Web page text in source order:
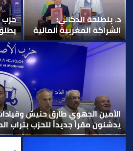
الأمين الجهوي طارق حنيش
يدشنون مقراً جديداً للحزب بتراب
د. بنطلحة الدكالي:
الشراكة المغربية المالية
تعكس انتقال الدبلوماسية
الوطنية إلى موقع الفاعل
حزب